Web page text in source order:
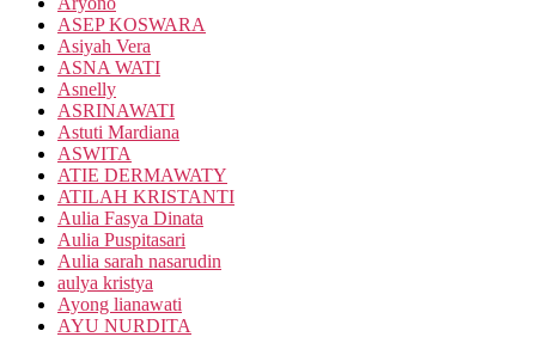
ASEP KOSWARA
Asiyah Vera
ASNA WATI
Asnelly
ASRINAWATI
Astuti Mardiana
ASWITA
ATIE DERMAWATY
ATILAH KRISTANTI
Aulia Fasya Dinata
Aulia Puspitasari
Aulia sarah nasarudin
aulya kristya
Ayong lianawati
AYU NURDITA